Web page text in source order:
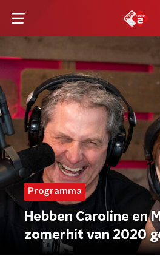
Programma
Hebben Caroline en
zomerhit van 2020